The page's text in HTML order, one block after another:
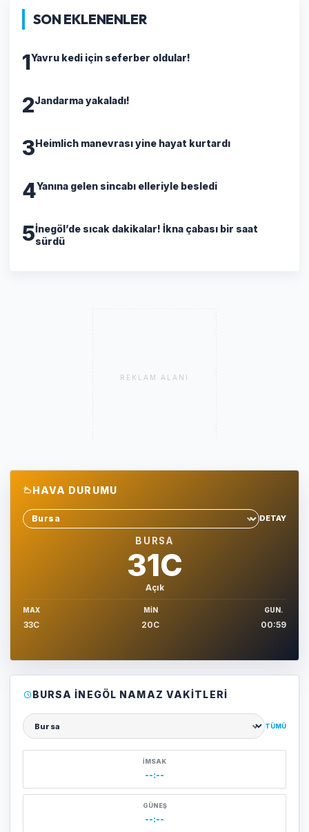
SON EKLENENLER
1Yavru kedi için seferber oldular!
2Jandarma yakaladı!
3 Heimlich manevrası yine hayat kurtardı
4Yanına gelen sincabı elleriyle besledi
5İnegöl’de sıcak dakikalar! İkna çabası bir saat
sürdü
REKLAM ALANI
HAVA DURUMU
Sehir sec
DETAY
BURSA
31C
Açık
MAX
33C
MIN
20C
GUN.
00:59
BURSA İNEGÖL NAMAZ VAKITLERI
Şehir seçin
TÜMÜ
İMSAK
--:--
GÜNEŞ
--:--